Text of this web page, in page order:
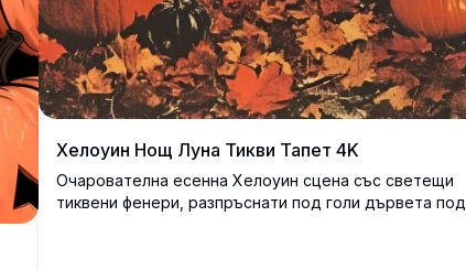
Хелоуин Нощ Луна Тикви Тапет 4K
Очарователна есенна Хелоуин сцена със светещи
тиквени фенери, разпръснати под голи дървета под